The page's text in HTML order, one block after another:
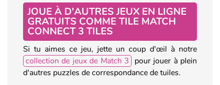
JOUE À D'AUTRES JEUX EN LIGNE
GRATUITS COMME TILE MATCH
CONNECT 3 TILES
Si tu aimes ce jeu, jette un coup d'œil à notre
collection de jeux de Match 3 pour jouer à plein
d'autres puzzles de correspondance de tuiles.